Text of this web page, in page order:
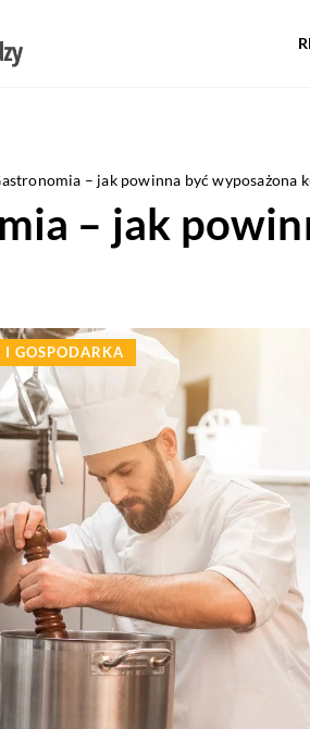
– jak powinna być wyposażona
– jak
I GOSPODARKA